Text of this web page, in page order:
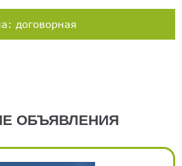
договорная
ОБЪЯВЛЕНИЯ